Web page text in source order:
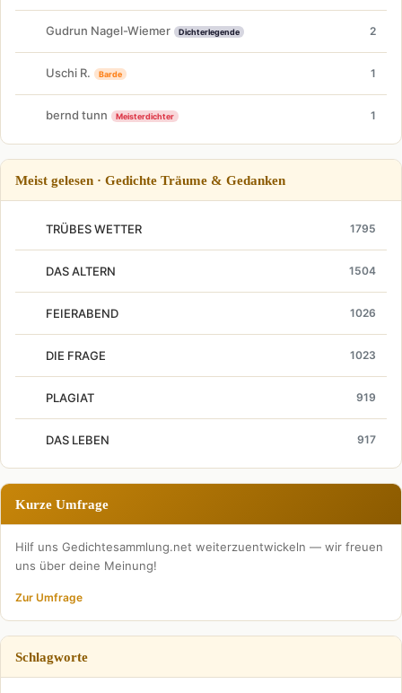
Gudrun Nagel-Wiemer Dichterlegende 2
Uschi R. Barde 1
bernd tunn Meisterdichter 1
Meist gelesen · Gedichte Träume & Gedanken
TRÜBES WETTER 1795
DAS ALTERN 1504
FEIERABEND 1026
DIE FRAGE 1023
PLAGIAT 919
DAS LEBEN 917
Kurze Umfrage
Hilf uns Gedichtesammlung.net weiterzuentwickeln — wir freuen
uns über deine Meinung!
Zur Umfrage
Schlagworte